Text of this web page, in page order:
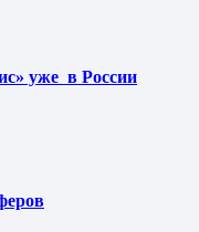
уже в России